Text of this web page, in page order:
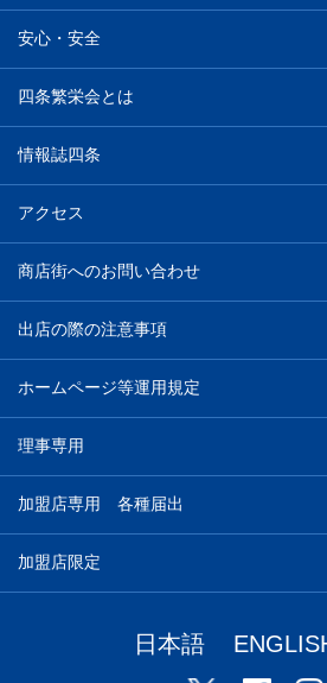
安心・安全
四条繁栄会とは
情報誌四条
アクセス
商店街へのお問い合わせ
出店の際の注意事項
ホームページ等運用規定
理事専用
加盟店専用 各種届出
加盟店限定
日本語